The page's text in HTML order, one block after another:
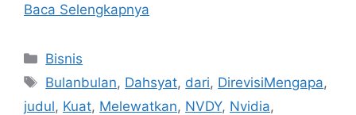
Baca Selengkapnya
Kategori
Bisnis
Tag
Bulanbulan, Dahsyat, dari, DirevisiMengapa,
judul, Kuat, Melewatkan, NVDY, Nvidia,